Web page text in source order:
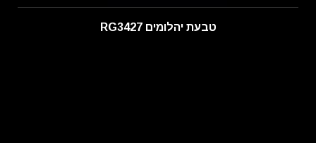
טבעת יהלומים RG3427